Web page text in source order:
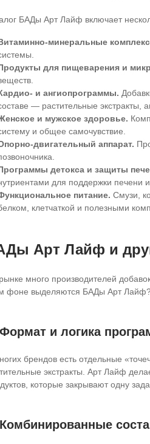
БАДы Арт Лайф включает
для пищеварения и
и ангиопрограммы.
— растительные экстракты,
и мужское здоровье.
и общее самочувствие.
аппарат.
детокса и защиты
для поддержки печени
питание. Смузи,
клетчаткой и полезными
Арт Лайф и
много производителей
фоне выделяются БАДы Арт Лайф
и логика
брендов есть отдельные
экстракты. Арт Лайф
которые закрывают одну